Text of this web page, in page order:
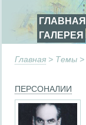
ГЛАВНАЯ
ГАЛЕРЕЯ
Главная > Темы >
ПЕРСОНАЛИИ